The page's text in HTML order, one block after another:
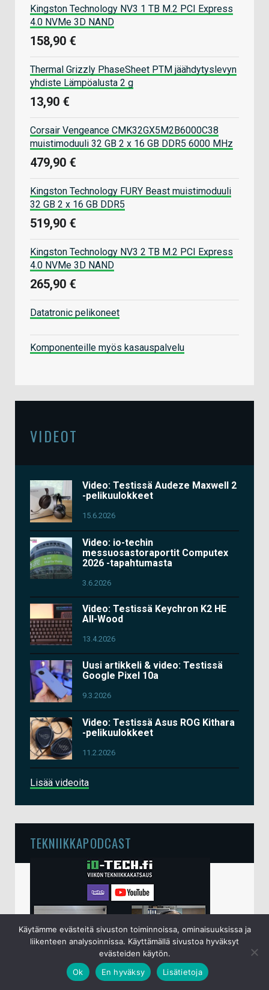
Kingston Technology NV3 1 TB M.2 PCI Express
4.0 NVMe 3D NAND
158,90 €
Thermal Grizzly PhaseSheet PTM jäähdytyslevyn
yhdiste Lämpöalusta 2 g
13,90 €
Corsair Vengeance CMK32GX5M2B6000C38
muistimoduuli 32 GB 2 x 16 GB DDR5 6000 MHz
479,90 €
Kingston Technology FURY Beast muistimoduuli
32 GB 2 x 16 GB DDR5
519,90 €
Kingston Technology NV3 2 TB M.2 PCI Express
4.0 NVMe 3D NAND
265,90 €
Datatronic pelikoneet
Komponenteille myös kasauspalvelu
VIDEOT
Video: Testissä Audeze Maxwell 2
-pelikuulokkeet
15.6.2026
Video: io-techin
messuosastoraportit Computex
2026 -tapahtumasta
3.6.2026
Video: Testissä Keychron K2 HE
All-Wood
13.4.2026
Uusi artikkeli & video: Testissä
Google Pixel 10a
9.3.2026
Video: Testissä Asus ROG Kithara
-pelikuulokkeet
11.2.2026
Lisää videoita
TEKNIIKKAPODCAST
Käytämme evästeitä sivuston toiminnoissa, ominaisuuksissa ja
liikenteen analysoinnissa. Käyttämällä sivustoa hyväksyt
evästeiden käytön.
Ok
En hyväksy Lisätietoja